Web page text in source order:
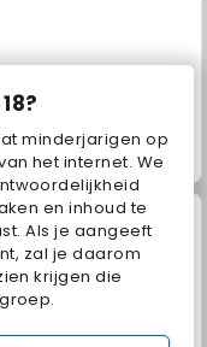
minderjarigen op
het internet. We
en inhoud te
Als je aangeeft
zal je daarom
krijgen die
Scala 40